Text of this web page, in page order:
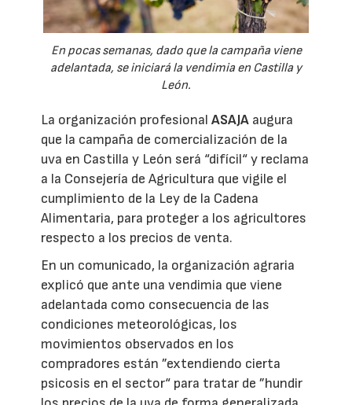
En pocas semanas, dado que la campaña viene
adelantada, se iniciará la vendimia en Castilla y
León.
La organización profesionalASAJA augura
que la campaña de comercialización de la
uva en Castilla y León será “difícil“ y reclama
a la Consejería de Agricultura que vigile el
cumplimiento de la Ley de la Cadena
Alimentaria, para proteger a los agricultores
respecto a los precios de venta.
En un comunicado, la organización agraria
explicó que ante una vendimia que viene
adelantada como consecuencia de las
condiciones meteorológicas, los
movimientos observados en los
compradores están ”extendiendo cierta
psicosis en el sector“ para tratar de ”hundir